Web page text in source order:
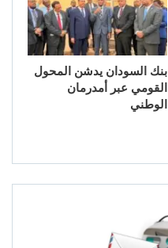
بنك السودان يدشن المحول
القومي عبر أمدرمان
الوطني